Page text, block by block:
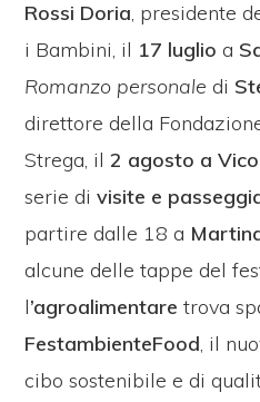
Rossi Doria, presidente
i Bambini, il 17 luglio a
Romanzo personale di
direttore della
Strega, il2 agosto a
serie di visite e
partire dalle 18 a
alcune delle tappe del
l’agroalimentare trova
FestambienteFood, il
cibo sostenibile e di